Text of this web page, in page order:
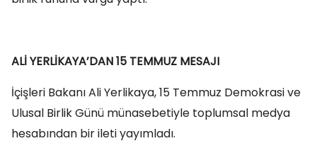
ALİ YERLİKAYA’DAN 15 TEMMUZ MESAJI
İçişleri Bakanı Ali Yerlikaya, 15 Temmuz Demokrasi ve
Ulusal Birlik Günü münasebetiyle toplumsal medya
hesabından bir ileti yayımladı.